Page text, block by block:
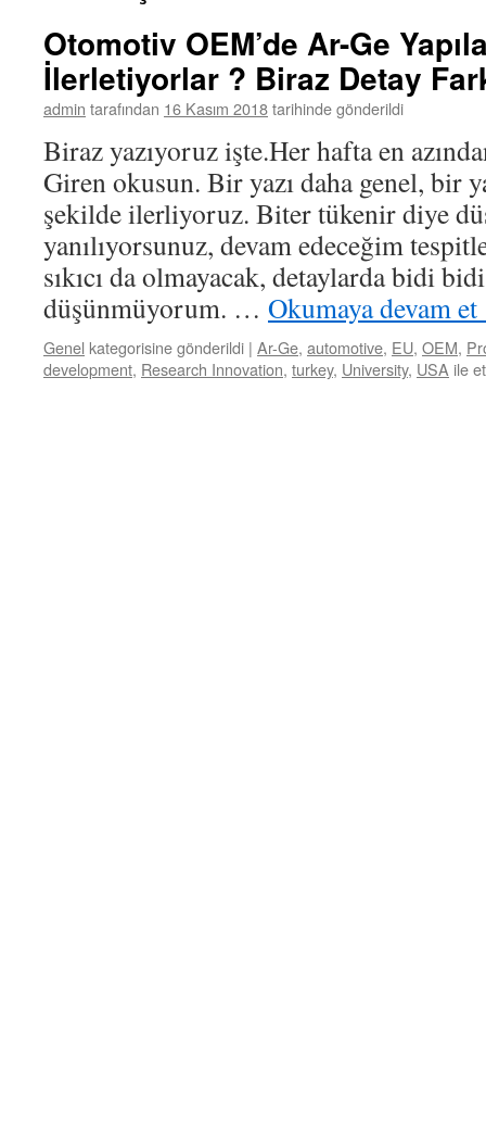
Otomotiv OEM’de Ar-Ge
İlerletiyorlar ? Biraz Detay
admin tarafından 16 Kasım 2018tarihinde gönderildi
Biraz yazıyoruz işte.Her hafta en
Giren okusun. Bir yazı daha genel, bir
şekilde ilerliyoruz. Biter tükenir diye
yanılıyorsunuz, devam edeceğim
sıkıcı da olmayacak, detaylarda bidi
düşünmüyorum. … Okumaya devam et
Genel kategorisine gönderildi | Ar-Ge, automotive, EU, OEM,
development, Research Innovation, turkey, University, USA ile